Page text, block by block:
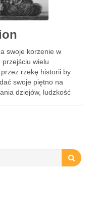
swoje korzenie w
wielu
rzekę historii by
swoje piętno na
dziejów, ludzkość